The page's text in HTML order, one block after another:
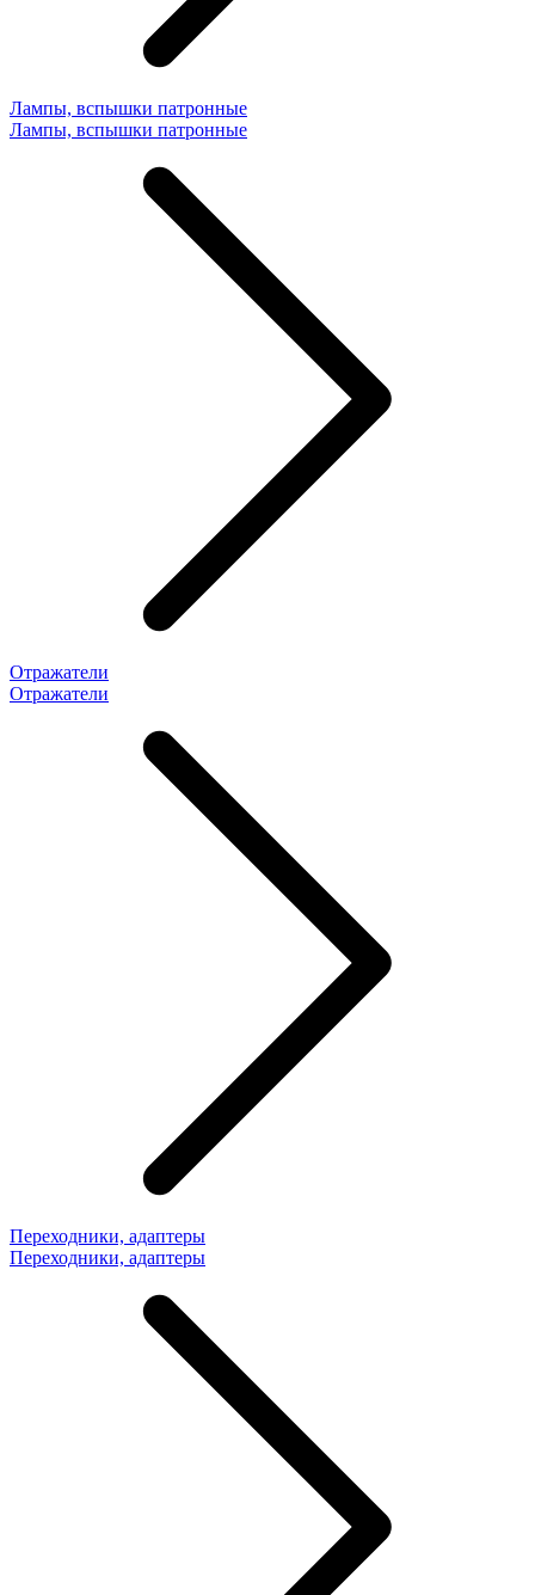
Лампы, вспышки патронные
Лампы, вспышки патронные
Отражатели
Отражатели
Переходники, адаптеры
Переходники, адаптеры